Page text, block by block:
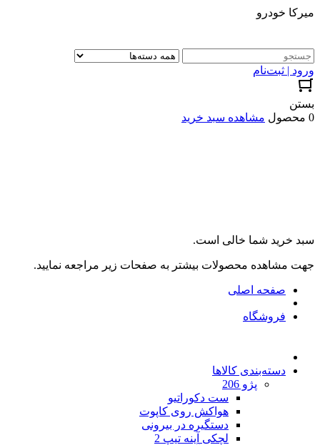
میرکا خودرو
ورود | ثبت‌نام
بستن
0 محصول
مشاهده سبد خرید
سبد خرید شما خالی است.
جهت مشاهده محصولات بیشتر به صفحات زیر مراجعه نمایید.
صفحه اصلی
فروشگاه
دسته‌بندی کالاها
پژو 206
ست دکوراتیو
هواکش روی کاپوت
دستگیره در بیرونی
لچکی آینه تیپ 2